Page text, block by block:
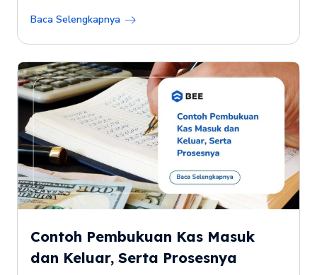
Baca Selengkapnya
Contoh Pembukuan Kas Masuk
dan Keluar, Serta Prosesnya